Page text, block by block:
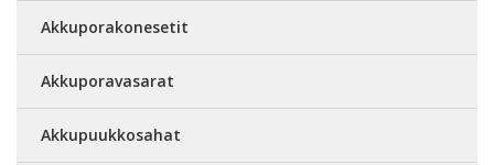
Akkuporakonesetit
Akkuporavasarat
Akkupuukkosahat